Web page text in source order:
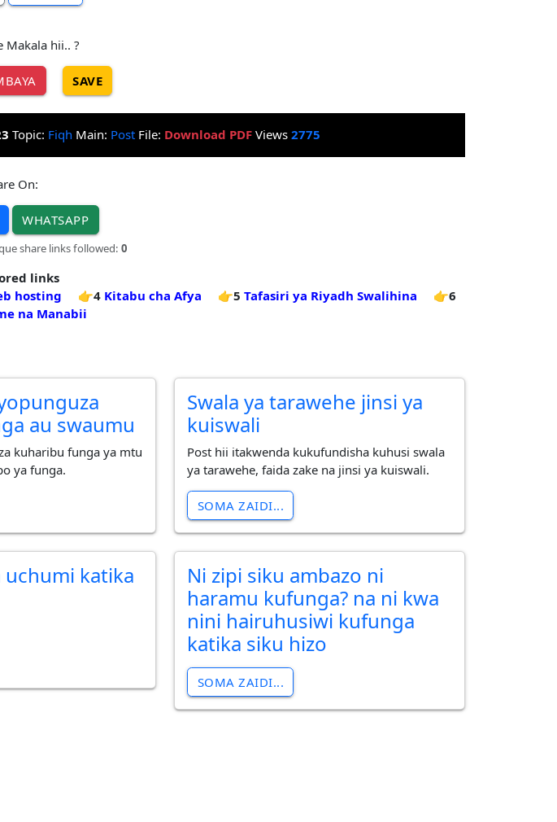
Makala hii.. ?
SAVE
Topic: Fiqh Main: PostFile: Download PDFViews 2775
On:
WHATSAPP
share links followed: 0
links
hosting 👉4 Kitabu cha Afya 👉5 Tafasiri ya Riyadh Swalihina
👉6
na Manabii
au swaumu
kuharibu funga ya mtu
ya funga.
Swala ya tarawehe jinsi ya
kuiswali
Post hii itakwenda kukufundisha kuhusi swala
ya tarawehe, faida zake na jinsi ya kuiswali.
SOMA ZAIDI...
katika
Ni zipi siku ambazo ni
haramu kufunga? na ni kwa
nini hairuhusiwi kufunga
katika siku hizo
SOMA ZAIDI...